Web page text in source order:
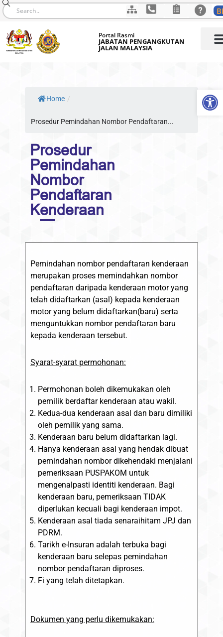
to
content
Portal Rasmi
JABATAN PENGANGKUTAN
JALAN MALAYSIA
Home /
Prosedur Pemindahan Nombor Pendaftaran...
Prosedur
Pemindahan
Nombor
Pendaftaran
Kenderaan
Pemindahan nombor pendaftaran kenderaan
merupakan proses memindahkan nombor
pendaftaran daripada kenderaan motor yang
telah didaftarkan (asal) kepada kenderaan
motor yang belum didaftarkan(baru) serta
menguntukkan nombor pendaftaran baru
kepada kenderaan tersebut.
Syarat-syarat permohonan:
Permohonan boleh dikemukakan oleh
pemilik berdaftar kenderaan atau wakil.
Kedua-dua kenderaan asal dan baru dimiliki
oleh pemilik yang sama.
Kenderaan baru belum didaftarkan lagi.
Hanya kenderaan asal yang hendak dibuat
pemindahan nombor dikehendaki menjalani
pemeriksaan PUSPAKOM untuk
mengenalpasti identiti kenderaan. Bagi
kenderaan baru, pemeriksaan TIDAK
diperlukan kecuali bagi kenderaan impot.
Kenderaan asal tiada senaraihitam JPJ dan
PDRM.
Tarikh e-Insuran adalah terbuka bagi
kenderaan baru selepas pemindahan
nombor pendaftaran diproses.
Fi yang telah ditetapkan.
Dokumen yang perlu dikemukakan: